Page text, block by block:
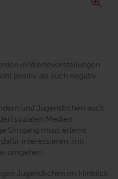
in Wertevorstellungen
positiv als auch negativ
und Jugendlichen auch
sozialen Medien
Umgang muss erlernt
interessieren, mit
umgehen.
Jugendlichen im Hinblick